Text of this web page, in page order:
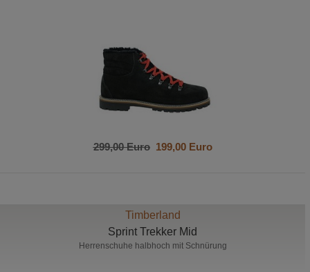
299,00 Euro199,00 Euro
Timberland
Sprint Trekker Mid
Herrenschuhe halbhoch mit Schnürung